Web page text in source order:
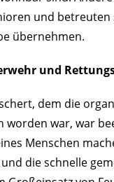
und betreuten
übernehmen.
und
dem die
war, war
Menschen
die schnelle